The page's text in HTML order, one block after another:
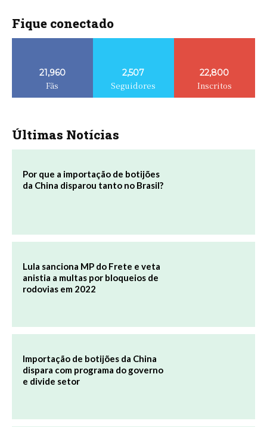
Fique conectado
21,960
Fãs
2,507
Seguidores
22,800
Inscritos
Últimas Notícias
Por que a importação de botijões
da China disparou tanto no Brasil?
Lula sanciona MP do Frete e veta
anistia a multas por bloqueios de
rodovias em 2022
Importação de botijões da China
dispara com programa do governo
e divide setor